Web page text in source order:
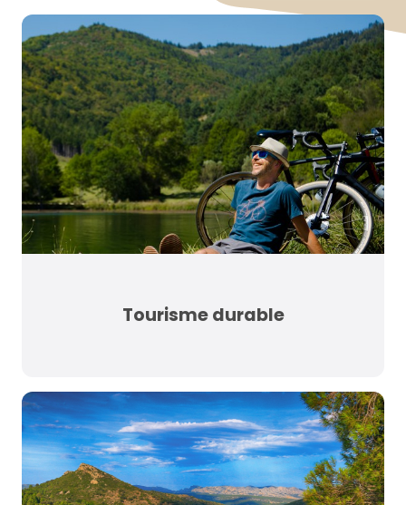
Tourisme durable